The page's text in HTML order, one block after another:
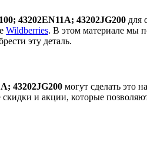
43202EN11A; 43202JG200 для
Wildberries. В этом материале мы
эту деталь.
43202JG200 могут сделать это
и акции, которые